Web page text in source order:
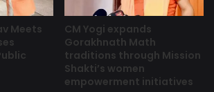
Meets
CM Yogi expands
Gorakhnath Math
traditions through Mission
Shakti’s women
empowerment initiatives